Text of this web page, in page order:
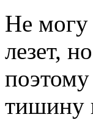
Не могу
лезет,
тишину